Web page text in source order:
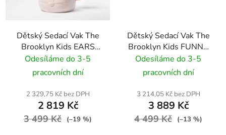
Dětský Sedací Vak The
Brooklyn Kids EARS
BR-9702 růžový
Odesíláme do 3-5
pracovních dní
2 329,75 Kč bez DPH
2 819 Kč
3 499 Kč (–19 %)
Dětský Sedací Vak The
Brooklyn Kids FUNNY
BUNNY VELVET BR-
9687 světle šedá
Odesíláme do 3-5
pracovních dní
3 214,05 Kč bez DPH
3 889 Kč
4 499 Kč (–13 %)